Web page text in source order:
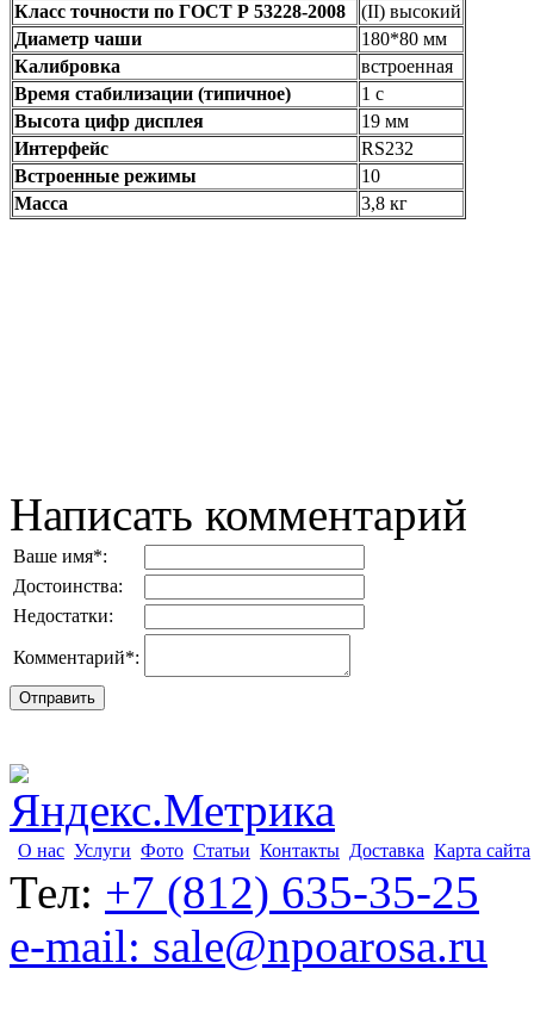
Класс точности по ГОСТ Р 53228-2008
(II) высокий
Диаметр чаши
180*80 мм
Калибровка
встроенная
Время стабилизации (типичное)
1 с
Высота цифр дисплея
19 мм
Интерфейс
RS232
Встроенные режимы
10
Масса
3,8 кг
Написать комментарий
Ваше имя*:
Достоинства:
Недостатки:
Комментарий*:
О нас Услуги Фото Статьи Контакты Доставка Карта сайта
Тел: +7 (812) 635-35-25
e-mail: sale@npoarosa.ru